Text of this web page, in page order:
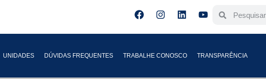
UNIDADES DÚVIDAS FREQUENTES TRABALHE CONOSCO TRANSPARÊNCIA